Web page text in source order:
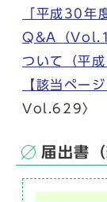
「平成30年
Q&A（Vol.1
ついて（平
【該当ペー
Vol.629〉
届出書